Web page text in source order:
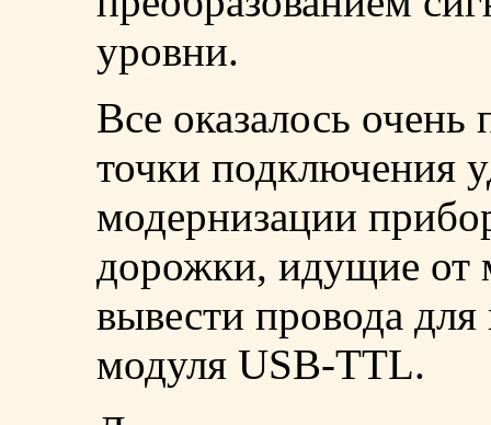
уровни.
Все оказалось
точки подключения
модернизации
дорожки, идущие
вывести провода
модуля USB-TTL.